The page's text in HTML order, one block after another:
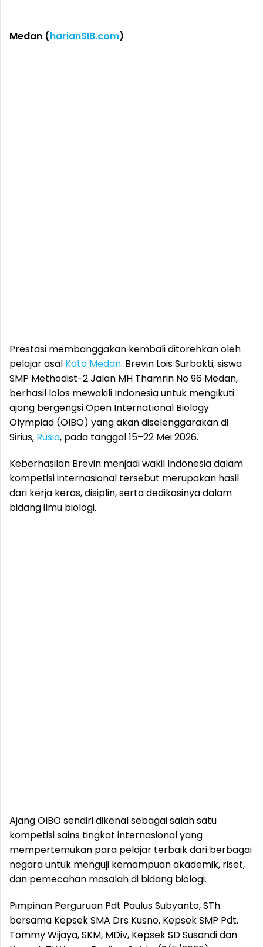
Medan (harianSIB.com)
Prestasi membanggakan kembali ditorehkan oleh
pelajar asal Kota Medan. Brevin Lois Surbakti, siswa
SMP Methodist-2 Jalan MH Thamrin No 96 Medan,
berhasil lolos mewakili Indonesia untuk mengikuti
ajang bergengsi Open International Biology
Olympiad (OIBO) yang akan diselenggarakan di
Sirius, Rusia, pada tanggal 15–22 Mei 2026.
Keberhasilan Brevin menjadi wakil Indonesia dalam
kompetisi internasional tersebut merupakan hasil
dari kerja keras, disiplin, serta dedikasinya dalam
bidang ilmu biologi.
Ajang OIBO sendiri dikenal sebagai salah satu
kompetisi sains tingkat internasional yang
mempertemukan para pelajar terbaik dari berbagai
negara untuk menguji kemampuan akademik, riset,
dan pemecahan masalah di bidang biologi.
Pimpinan Perguruan Pdt Paulus Subyanto, STh
bersama Kepsek SMA Drs Kusno, Kepsek SMP Pdt.
Tommy Wijaya, SKM, MDiv, Kepsek SD Susandi dan